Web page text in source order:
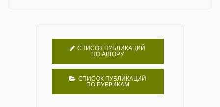
СПИСОК ПУБЛИКАЦИЙ
ПО АВТОРУ
СПИСОК ПУБЛИКАЦИЙ
ПО РУБРИКАМ